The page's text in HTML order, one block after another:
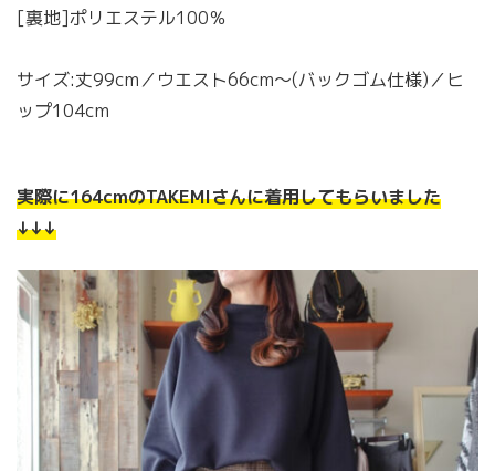
[裏地]ポリエステル100％
サイズ:丈99cm／ウエスト66cm〜(バックゴム仕様)／ヒ
ップ104cm
実際に164cmのTAKEMIさんに着用してもらいました
↓↓↓